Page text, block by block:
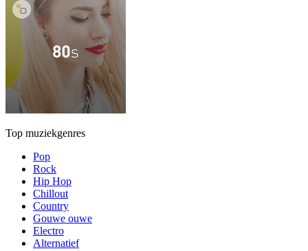
Top muziekgenres
Pop
Rock
Hip Hop
Chillout
Country
Gouwe ouwe
Electro
Alternatief